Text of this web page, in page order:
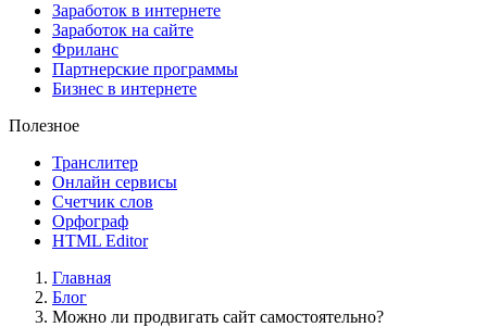
Заработок в интернете
Заработок на сайте
Фриланс
Партнерские программы
Бизнес в интернете
Полезное
Транслитер
Онлайн сервисы
Счетчик слов
Орфограф
HTML Editor
Главная
Блог
Можно ли продвигать сайт самостоятельно?